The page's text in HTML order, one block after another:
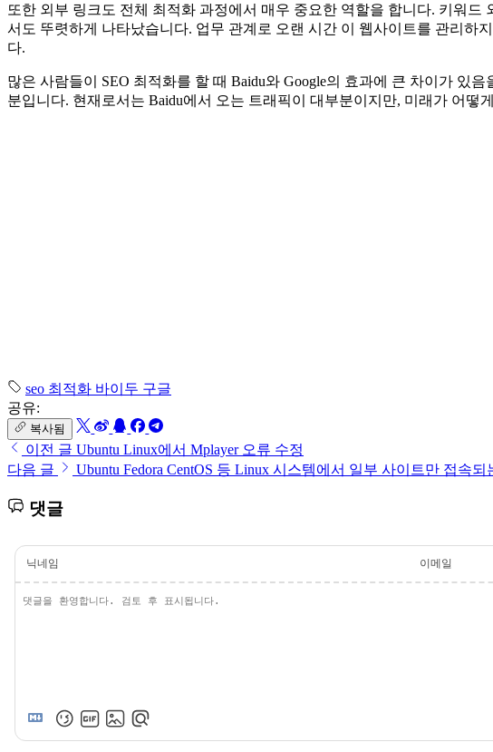
또한 외부 링크도 전체 최적화 과정에서 매우 중요한 역할을 합니다. 키워드
서도 뚜렷하게 나타났습니다. 업무 관계로 오랜 시간 이 웹사이트를 관리하
다.
많은 사람들이 SEO 최적화를 할 때 Baidu와 Google의 효과에 큰 차이가 있
분입니다. 현재로서는 Baidu에서 오는 트래픽이 대부분이지만, 미래가 어떻
seo 최적화 바이두 구글
공유:
복사됨
이전 글 Ubuntu Linux에서 Mplayer 오류 수정
다음 글
Ubuntu Fedora CentOS 등 Linux 시스템에서 일부 사이트만 접속되
댓글
닉네임 이메일